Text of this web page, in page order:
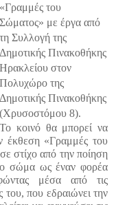
«Γραμμές του
Σώματος» με έργα από
τη Συλλογή της
Δημοτικής Πινακοθήκης
Ηρακλείου στον
Πολυχώρο της
Δημοτικής Πινακοθήκης
(Χρυσοστόμου 8).
Το κοινό θα μπορεί να
έκθεση «Γραμμές του
στίχο από την ποίηση
σώμα ως έναν φορέα
μέσα από τις
του, που εδραιώνει την